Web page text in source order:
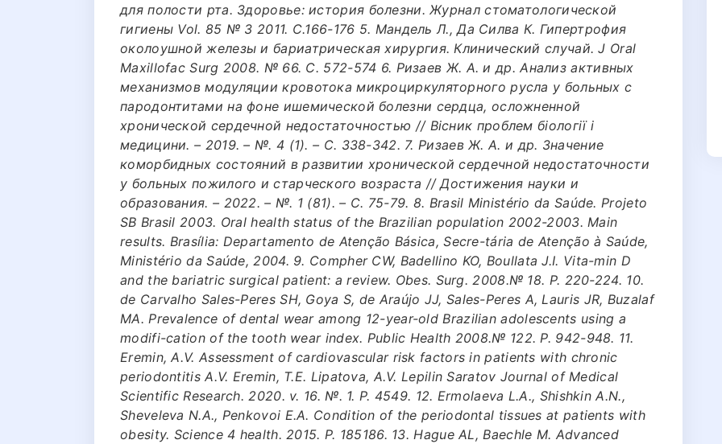
для полости рта. Здоровье: история болезни. Журнал стоматологической
гигиены Vol. 85 № 3 2011. С.166-176 5. Мандель Л., Да Силва К. Гипертрофия
околоушной железы и бариатрическая хирургия. Клинический случай. J Oral
Maxillofac Surg 2008. № 66. С. 572-574 6. Ризаев Ж. А. и др. Анализ активных
механизмов модуляции кровотока микроциркуляторного русла у больных с
пародонтитами на фоне ишемической болезни сердца, осложненной
хронической сердечной недостаточностью // Вісник проблем біології і
медицини. – 2019. – №. 4 (1). – С. 338-342. 7. Ризаев Ж. А. и др. Значение
коморбидных состояний в развитии хронической сердечной недостаточности
у больных пожилого и старческого возраста // Достижения науки и
образования. – 2022. – №. 1 (81). – С. 75-79. 8. Brasil Ministério da Saúde. Projeto
SB Brasil 2003. Oral health status of the Brazilian population 2002-2003. Main
results. Brasília: Departamento de Atenção Básica, Secre-tária de Atenção à Saúde,
Ministério da Saúde, 2004. 9. Compher CW, Badellino KO, Boullata J.I. Vita-min D
and the bariatric surgical patient: a review. Obes. Surg. 2008.№ 18. Р. 220-224. 10.
de Carvalho Sales-Peres SH, Goya S, de Araújo JJ, Sales-Peres A, Lauris JR, Buzalaf
MA. Prevalence of dental wear among 12-year-old Brazilian adolescents using a
modifi-cation of the tooth wear index. Public Health 2008.№ 122. Р. 942-948. 11.
Eremin, A.V. Assessment of cardiovascular risk factors in patients with chronic
periodontitis A.V. Eremin, T.E. Lipatova, A.V. Lepilin Saratov Journal of Medical
Scientific Research. 2020. v. 16. №. 1. Р. 45­49. 12. Ermolaeva L.A., Shishkin A.N.,
Sheveleva N.A., Penkovoi E.A. Condition of the periodontal tissues at patients with
obesity. Science 4 health. 2015. P. 185­186. 13. Hague AL, Baechle M. Advanced